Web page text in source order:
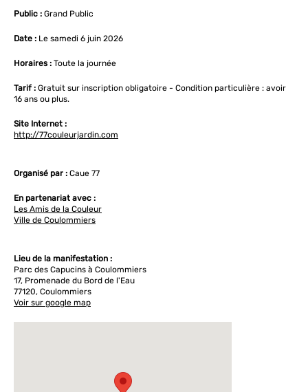
Public : Grand Public
Date : Le samedi 6 juin 2026
Horaires : Toute la journée
Tarif : Gratuit sur inscription obligatoire - Condition particulière : avoir
16 ans ou plus.
Site Internet :
http://77couleurjardin.com
Organisé par : Caue 77
En partenariat avec :
Les Amis de la Couleur
Ville de Coulommiers
Lieu de la manifestation :
Parc des Capucins à Coulommiers
17, Promenade du Bord de l'Eau
77120, Coulommiers
Voir sur google map